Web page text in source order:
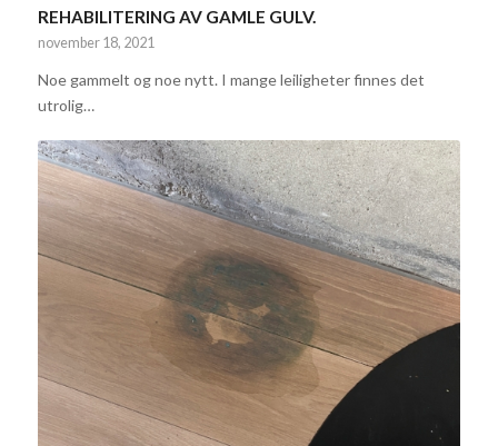
REHABILITERING AV GAMLE GULV.
november 18, 2021
Noe gammelt og noe nytt. I mange leiligheter finnes det
utrolig…